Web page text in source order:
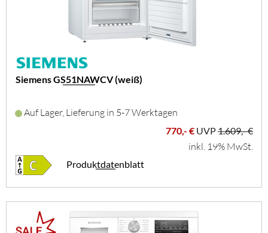
Siemens GS51NAWCV (weiß)
Auf Lager, Lieferung in 5-7 Werktagen
770,- € UVP1.609,- €
inkl. 19% MwSt.
Produktdatenblatt